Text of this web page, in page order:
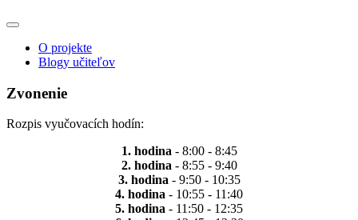
O projekte
Blogy učiteľov
Zvonenie
Rozpis vyučovacích hodín:
1. hodina - 8:00 - 8:45
2. hodina - 8:55 - 9:40
3. hodina - 9:50 - 10:35
4. hodina - 10:55 - 11:40
5. hodina - 11:50 - 12:35